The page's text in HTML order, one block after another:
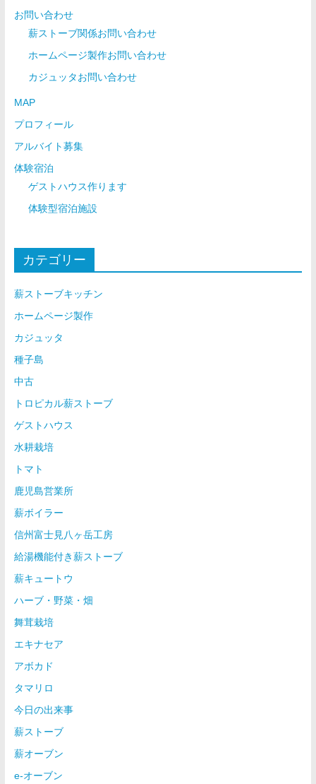
お問い合わせ
薪ストーブ関係お問い合わせ
ホームページ製作お問い合わせ
カジュッタお問い合わせ
MAP
プロフィール
アルバイト募集
体験宿泊
ゲストハウス作ります
体験型宿泊施設
カテゴリー
薪ストーブキッチン
ホームページ製作
カジュッタ
種子島
中古
トロピカル薪ストーブ
ゲストハウス
水耕栽培
トマト
鹿児島営業所
薪ボイラー
信州富士見八ヶ岳工房
給湯機能付き薪ストーブ
薪キュートウ
ハーブ・野菜・畑
舞茸栽培
エキナセア
アボカド
タマリロ
今日の出来事
薪ストーブ
薪オーブン
e-オーブン